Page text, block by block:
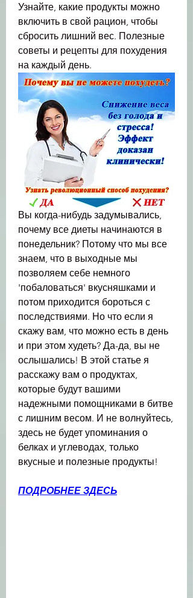
Узнайте, какие продукты можно
включить в свой рацион, чтобы
сбросить лишний вес. Полезные
советы и рецепты для похудения
на каждый день.
Вы когда-нибудь задумывались,
почему все диеты начинаются в
понедельник? Потому что мы все
знаем, что в выходные мы
позволяем себе немного
'побаловаться' вкусняшками и
потом приходится бороться с
последствиями. Но что если я
скажу вам, что можно есть в день
и при этом худеть? Да-да, вы не
ослышались! В этой статье я
расскажу вам о продуктах,
которые будут вашими
надежными помощниками в битве
с лишним весом. И не волнуйтесь,
здесь не будет упоминания о
белках и углеводах, только
вкусные и полезные продукты!
ПОДРОБНЕЕ ЗДЕСЬ